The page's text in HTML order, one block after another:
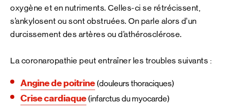
oxygène et en nutriments. Celles-ci se rétrécissent,
s’ankylosent ou sont obstruées. On parle alors d’un
durcissement des artères ou d’athérosclérose.
La coronaropathie peut entraîner les troubles suivants :
Angine de poitrine (douleurs thoraciques)
Crise cardiaque (infarctus du myocarde)